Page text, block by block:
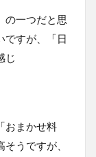
の一つだと思
ですが、「日
じ
おまかせ料
うですが、